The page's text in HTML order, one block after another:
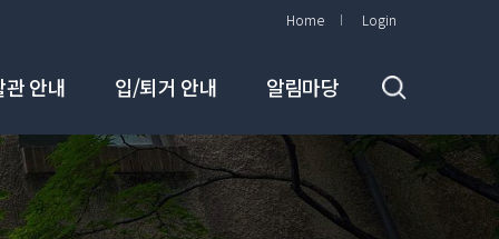
Home Login
관 안내 입/퇴거 안내 알림마당